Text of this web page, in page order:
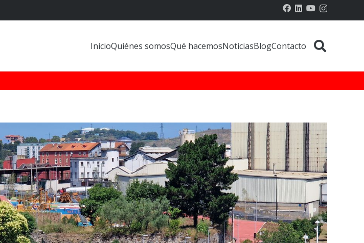
InicioQuiénes somosQué hacemosNoticiasBlogContacto